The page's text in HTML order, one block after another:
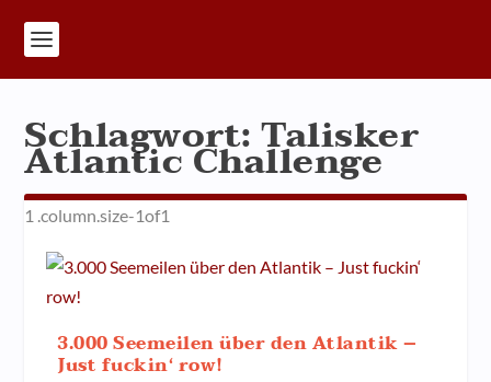
Schlagwort:Talisker
Atlantic Challenge
3.000 Seemeilen über den Atlantik –
Just fuckin‘ row!